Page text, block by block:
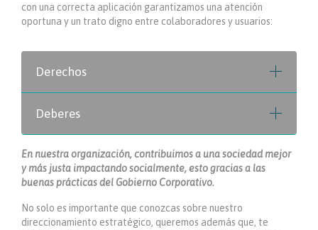
con una correcta aplicación garantizamos una atención
oportuna y un trato digno entre colaboradores y usuarios:
Derechos
Deberes
En nuestra organización, contribuimos a una sociedad mejor
y más justa impactando socialmente, esto gracias a las
buenas prácticas del Gobierno Corporativo.
No solo es importante que conozcas sobre nuestro
direccionamiento estratégico, queremos además que, te